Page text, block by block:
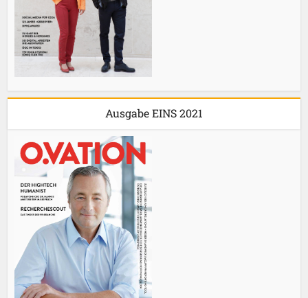
Ausgabe EINS 2021